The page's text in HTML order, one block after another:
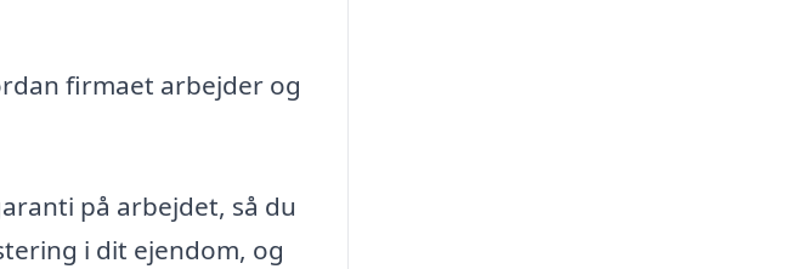
firmaet arbejder og
på arbejdet, så du
i dit ejendom, og